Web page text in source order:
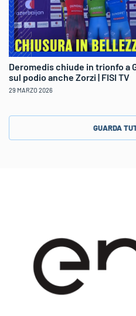
Deromedis chiude in trionfo a
sul podio anche Zorzi | FISI TV
29 MARZO 2026
GUARDA